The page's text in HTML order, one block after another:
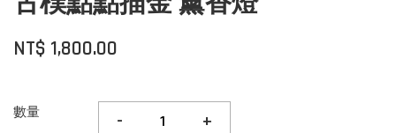
NT$ 1,800.00
數量 - +